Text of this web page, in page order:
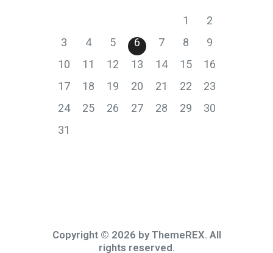
1
2
3
4 5 6 7 8
9
10
11 12 13 14 15
16
17
18 19 20 21 22
23
24
25 26 27 28 29
30
31
Copyright © 2026 by ThemeREX. All
rights reserved.